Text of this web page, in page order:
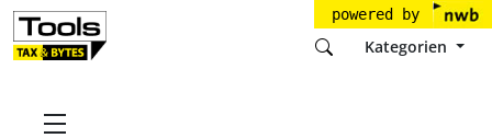
powered by
Kategorien
Startseite